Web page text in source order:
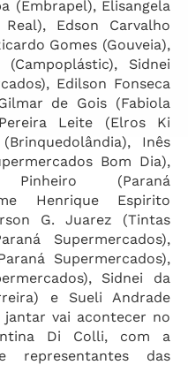
(Embrapel), Elisangela
Edson Carvalho
Gomes (Gouveia),
Sidnei
Edilson Fonseca
de Gois (Fabiola
Leite (Elros Ki
Inês
Bom Dia),
(Paraná
Henrique Espirito
G. Juarez (Tintas
Supermercados),
Supermercados),
Sidnei da
e Sueli Andrade
jantar vai acontecer no
Di Colli, com a
representantes das